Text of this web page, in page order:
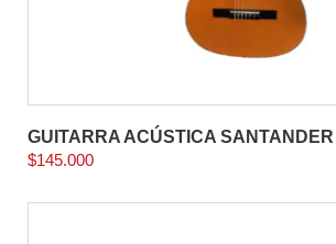
GUITARRA ACÚSTICA SANTANDER
$145.000